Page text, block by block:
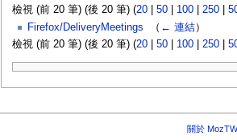
檢視 (前 20 筆) (後 20 筆) (20| 50| 100| 250|
Firefox/DeliveryMeetings
（ ← 連結）
檢視 (前 20 筆) (後 20 筆) (20| 50| 100| 250|
關於